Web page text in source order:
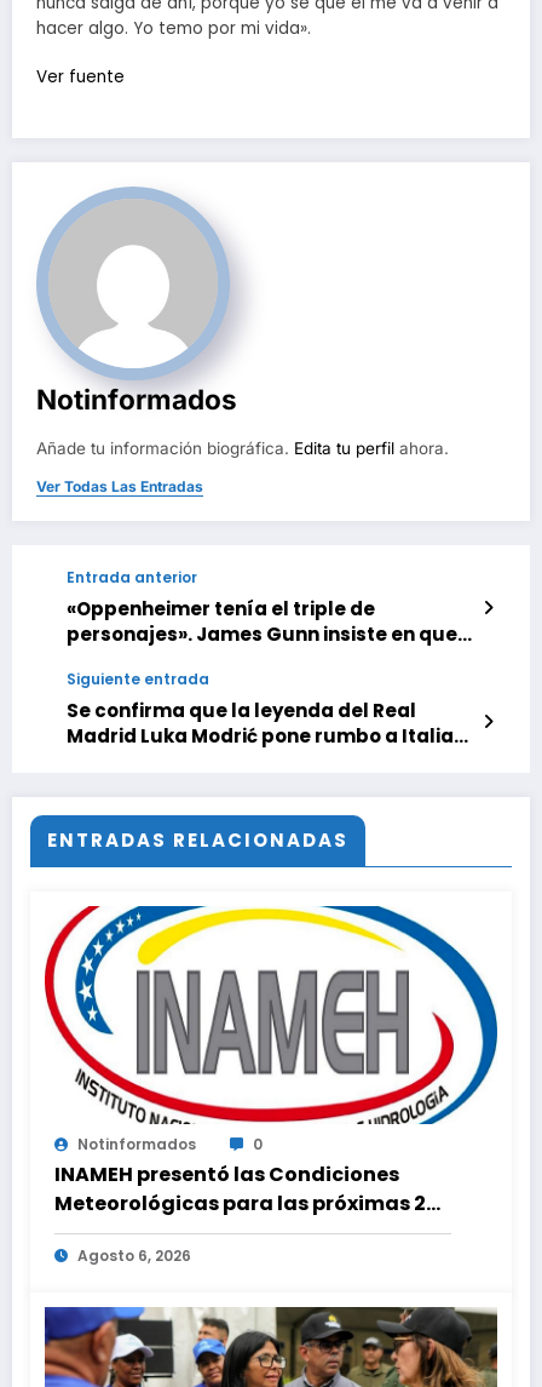
hacer algo. Yo temo por mi vida».
Ver fuente
Notinformados
Añade tu información biográfica. Edita tu perfil ahora.
Ver Todas Las Entradas
Entrada anterior
«Oppenheimer tenía el triple de
personajes». James Gunn insiste en que
será necesario conocer el universo DC
para verla
Siguiente entrada
Se confirma que la leyenda del Real
Madrid Luka Modrić pone rumbo a Italia
ENTRADAS RELACIONADAS
Notinformados 0
INAMEH presentó las Condiciones
Meteorológicas para las próximas 24
horas, de este jueves 6 de agosto 2026
Agosto 6, 2026